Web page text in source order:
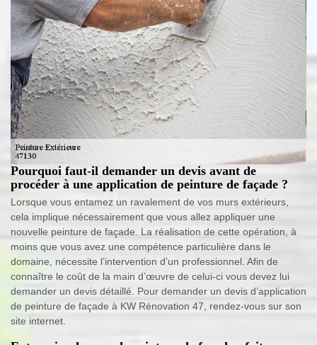
Pourquoi faut-il demander un devis avant de
procéder à une application de peinture de façade ?
Lorsque vous entamez un ravalement de vos murs extérieurs,
cela implique nécessairement que vous allez appliquer une
nouvelle peinture de façade. La réalisation de cette opération, à
moins que vous avez une compétence particulière dans le
domaine, nécessite l’intervention d’un professionnel. Afin de
connaître le coût de la main d’œuvre de celui-ci vous devez lui
demander un devis détaillé. Pour demander un devis d’application
de peinture de façade à KW Rénovation 47, rendez-vous sur son
site internet.